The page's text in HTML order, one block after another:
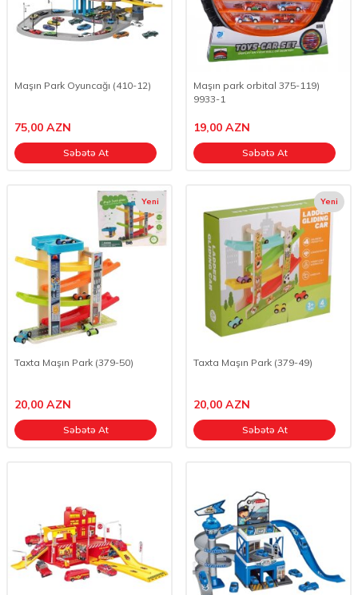
Maşın Park Oyuncağı (410-12)
75,00 AZN
Səbətə At
Maşın park orbital 375-119)
9933-1
19,00 AZN
Səbətə At
Yeni
Taxta Maşın Park (379-50)
20,00 AZN
Səbətə At
Yeni
Taxta Maşın Park (379-49)
20,00 AZN
Səbətə At